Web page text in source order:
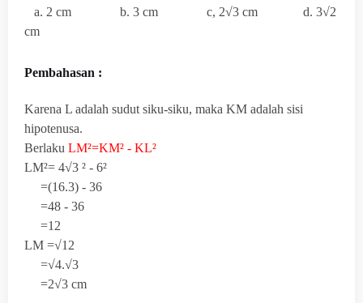
a. 2 cm b. 3 cm c, 2√3 cm d. 3√2
cm
Pembahasan :
Karena L adalah sudut siku-siku, maka KM adalah sisi
hipotenusa.
Berlaku LM²=KM² - KL²
LM²= 4√3 ² - 6²
=(16.3) - 36
=48 - 36
=12
LM =√12
=√4.√3
=2√3 cm